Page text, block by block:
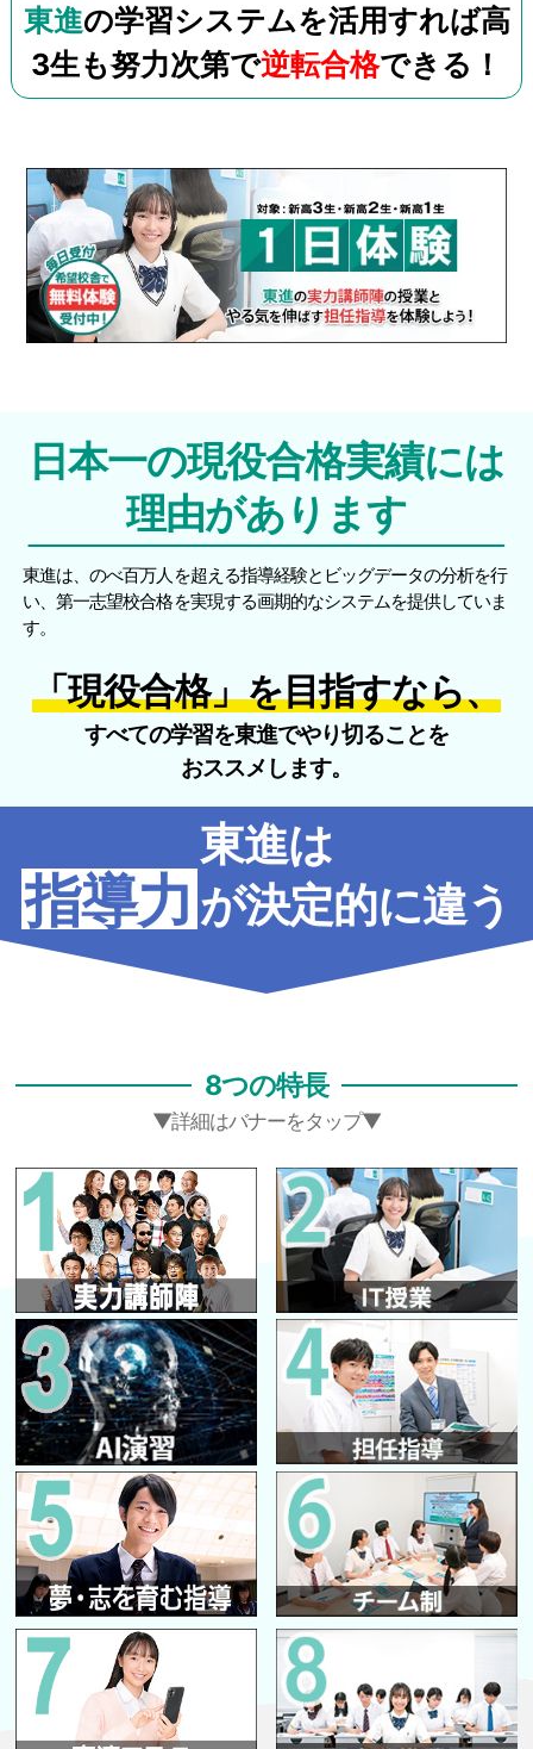
東進の学習システムを活用すれば高
3生も努力次第で逆転合格できる！
日本一の現役合格実績には
理由があります
東進は、のべ百万人を超える指導経験とビッグデータの分析を行
い、第一志望校合格を実現する画期的なシステムを提供していま
す。
「現役合格」を目指すなら、
すべての学習を東進でやり切ることを
おススメします。
東進は
指導力 が決定的に違う
8つの特長
▼詳細はバナーをタップ▼